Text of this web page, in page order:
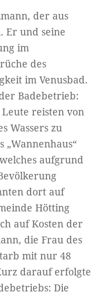
der aus
Er und seine
im
des
im Venusbad.
Badebetrieb:
reisten von
Wassers zu
„Wannenhaus“
aufgrund
dort auf
Hötting
auf Kosten der
die Frau des
mit nur 48
darauf erfolgte
Die